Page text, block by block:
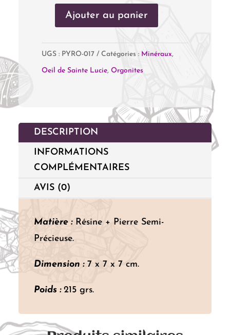
quantité
Orgonite
Citrine
de
Sainte
Lucie
Ajouter au panier
UGS : PYRO-017 Catégories : Minéraux,
Oeil de Sainte Lucie, Orgonites
DESCRIPTION
INFORMATIONS
COMPLÉMENTAIRES
AVIS (0)
Matière :Résine + Pierre Semi-
Précieuse.
Dimension :7 x 7 x 7 cm.
Poids : 215 grs.